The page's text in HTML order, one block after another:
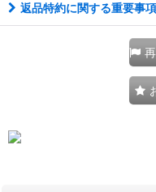
返品特約に関する重要事項